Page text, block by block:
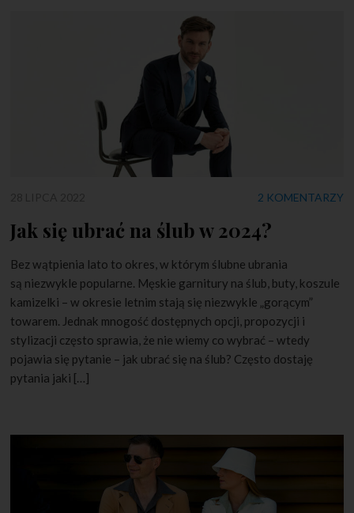
2 KOMENTARZY
Jak się ubrać na ślub w 2024?
Bez wątpienia lato to okres, w którym ślubne ubrania
są niezwykle popularne. Męskie garnitury na ślub, buty, koszule
kamizelki – w okresie letnim stają się niezwykle „gorącym”
towarem. Jednak mnogość dostępnych opcji, propozycji i
stylizacji często sprawia, że nie wiemy co wybrać – wtedy
pojawia się pytanie – jak ubrać się na ślub? Często dostaję
pytania jaki […]